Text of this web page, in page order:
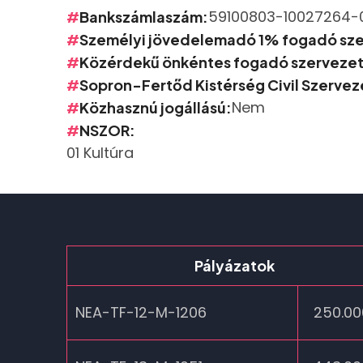
Bankszámlaszám 59100803-
Személyi jövedelemadó 1% fogadó
Közérdekű önkéntes fogadó szervezet
Sopron-Fertőd Kistérség Civil
Közhasznú jogállású Nem
NSZOR
01 Kultúra
Pályázatok
NEA-TF-12-M-1206